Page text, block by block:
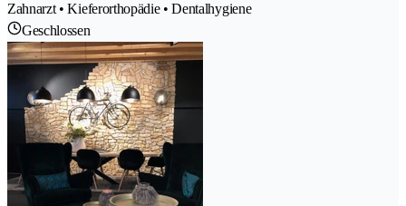
Zahnarzt • Kieferorthopädie • Dentalhygiene
Geschlossen